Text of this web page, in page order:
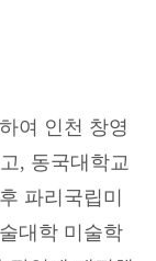
여 인천 창영
, 동국대학교
파리국립미
대학 미술학